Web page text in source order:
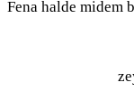
Fena halde midem